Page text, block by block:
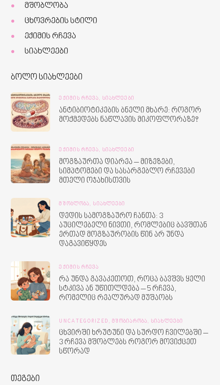
მშობლობა
ცხოვრების სტილი
ექიმის რჩევა
სიახლეები
ბოლო სიახლეები
ᲔᲥᲘᲛᲘᲡ ᲠᲩᲔᲕᲐ, ᲡᲘᲐᲮᲚᲔᲔᲑᲘ
ანტიბიოტიკების ბნელი მხარე: როგორ
მოქმედებს ნაწლავის მიკოფლორაზე?
ᲔᲥᲘᲛᲘᲡ ᲠᲩᲔᲕᲐ, ᲡᲘᲐᲮᲚᲔᲔᲑᲘ
მოგზაურთა დიარეა – მიზეზები,
სიმპტომები და სასარგებლო რჩევები
მთელი ოჯახისთვის
ᲛᲨᲝᲑᲚᲝᲑᲐ, ᲡᲘᲐᲮᲚᲔᲔᲑᲘ
დედის სამოგზაურო ჩანთა: 3
აუცილებელი ნივთი, რომლებიც ბავშთან
ერთად მოგზაურობის წინ არ უნდა
დაგავიწყდეს
ᲔᲥᲘᲛᲘᲡ ᲠᲩᲔᲕᲐ
რა უნდა გავაკეთოთ, როცა ბავშვს ყელი
სტკივა ან უწითლდება – 5 რჩევა,
რომელიც რეალურად მუშაობს
UNCATEGORIZED, ᲛᲨᲝᲑᲘᲐᲠᲝᲑᲐ, ᲡᲘᲐᲮᲚᲔᲔᲑᲘ
ცხვირში ხრუტუნი და სურდო ჩვილებში –
3 რჩევა მშობლებს როგორ მოვიქცეთ
სწორად
თეგები